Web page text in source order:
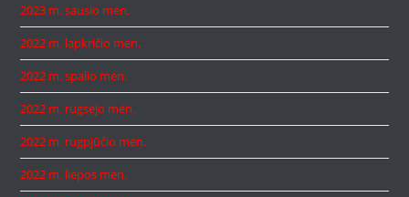
2023 m. sausio mėn.
2022 m. lapkričio mėn.
2022 m. spalio mėn.
2022 m. rugsėjo mėn.
2022 m. rugpjūčio mėn.
2022 m. liepos mėn.